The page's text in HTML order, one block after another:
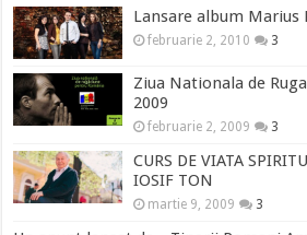
Lansare album Marius
februarie 2, 2010 3
Ziua Nationala de
2009
februarie 2, 2009 3
CURS DE VIATA
IOSIF TON
martie 9, 2009 3